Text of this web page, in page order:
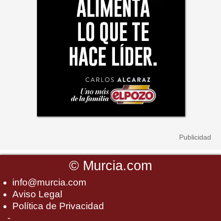
© Murcia.com
info@murcia.com
Aviso Legal
Política de Privacidad
-